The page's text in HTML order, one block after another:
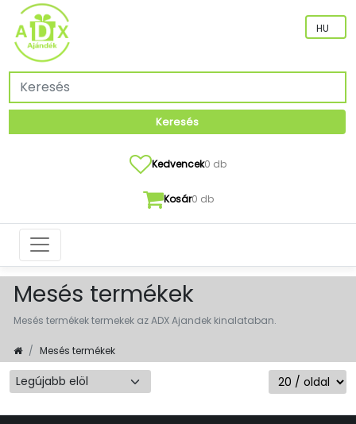
Keresés
Kedvencek0 db
Kosár0 db
Mesés termékek
Mesés termékek termekek az ADX Ajandek kinalataban.
Mesés termékek